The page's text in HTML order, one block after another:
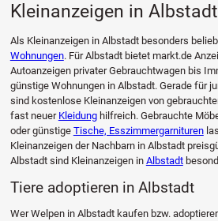
Kleinanzeigen in Albstadt
Als Kleinanzeigen in Albstadt besonders
Wohnungen. Für Albstadt bietet markt.de
Autoanzeigen privater Gebrauchtwagen bis
günstige Wohnungen in Albstadt. Gerade für
sind kostenlose Kleinanzeigen von
fast neuer Kleidunghilfreich. Gebrauchte
oder günstige Tische, Esszimmergarnituren
Kleinanzeigen der Nachbarn in Albstadt
Albstadt sind Kleinanzeigen in Albstadt
Tiere adoptieren in Albstadt
Wer Welpen in Albstadt kaufen bzw.